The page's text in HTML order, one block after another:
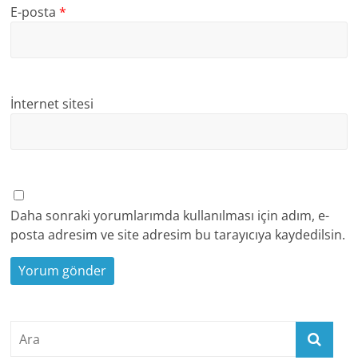
E-posta*
İnternet sitesi
Daha sonraki yorumlarımda kullanılması için adım, e-
posta adresim ve site adresim bu tarayıcıya kaydedilsin.